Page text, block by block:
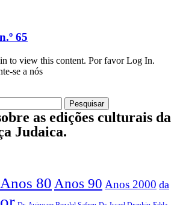
65
to view this content. Por favor Log In.
se a nós
Pesquisar
as edições culturais da
Judaica.
Anos 80Anos 90 Anos 2000 da